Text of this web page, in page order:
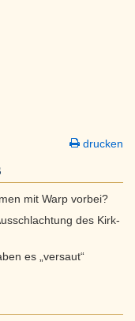
drucken
mit Warp vorbei?
des Kirk-
es „versaut“